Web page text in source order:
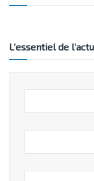
L’essentiel de